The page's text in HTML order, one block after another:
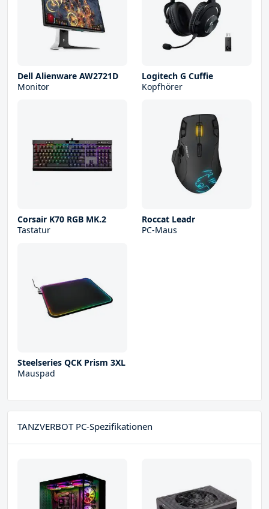
Dell Alienware AW2721D
Monitor
Logitech G Cuffie
Kopfhörer
Corsair K70 RGB MK.2
Tastatur
Roccat Leadr
PC-Maus
Steelseries QCK Prism 3XL
Mauspad
TANZVERBOT PC-Spezifikationen